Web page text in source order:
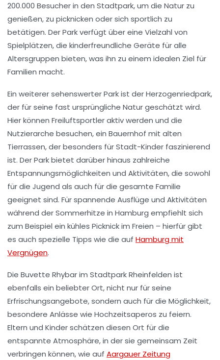
200.000 Besucher in den Stadtpark, um die Natur zu
genießen, zu picknicken oder sich sportlich zu
betätigen. Der Park verfügt über eine Vielzahl von
Spielplätzen, die kinderfreundliche Geräte für alle
Altersgruppen bieten, was ihn zu einem idealen Ziel für
Familien macht.
Ein weiterer sehenswerter Park ist derHerzogenriedpark,
der für seine fast ursprüngliche Natur geschätzt wird.
Hier können Freiluftsportleraktiv werden und die
Nutzierarche besuchen, ein Bauernhof mit alten
Tierrassen, der besonders für Stadt-Kinder faszinierend
ist. Der Park bietet darüber hinaus zahlreiche
Entspannungsmöglichkeiten und Aktivitäten, die sowohl
für die Jugend als auch für die gesamte Familie
geeignet sind. Für spannende Ausflüge und Aktivitäten
während der Sommerhitze in Hamburg empfiehlt sich
zum Beispiel ein kühles Picknick im Freien – hierfür gibt
es auch spezielle Tipps wie die auf Hamburg mit
Vergnügen.
Die Buvette Rhybarim Stadtpark Rheinfelden ist
ebenfalls ein beliebter Ort, nicht nur für seine
Erfrischungsangebote, sondern auch für die Möglichkeit,
besondere Anlässe wie Hochzeitsaperos zu feiern.
Eltern und Kinder schätzen diesen Ort für die
entspannte Atmosphäre, in der sie gemeinsam Zeit
verbringen können, wie auf Aargauer Zeitung